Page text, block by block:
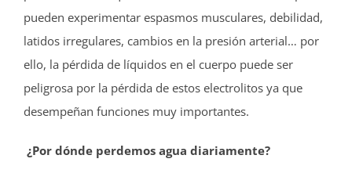
pueden experimentar espasmos musculares, debilidad,
latidos irregulares, cambios en la presión arterial… por
ello, la pérdida de líquidos en el cuerpo puede ser
peligrosa por la pérdida de estos electrolitos ya que
desempeñan funciones muy importantes.
¿Por dónde perdemos agua diariamente?